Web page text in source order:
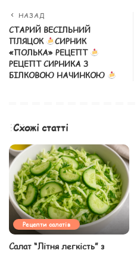
НАЗАД
СТАРИЙ ВЕСІЛЬНИЙ
ПЛЯЦОК
СИРНИК
«ПОЛЬКА» РЕЦЕПТ
РЕЦЕПТ СИРНИКА З
БІЛКОВОЮ НАЧИНКОЮ
Схожі статті
Рецепти салатів
Салат “Літня легкість” з